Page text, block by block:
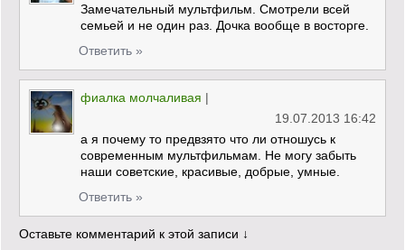
Замечательный мультфильм. Смотрели всей
семьей и не один раз. Дочка вообще в восторге.
Ответить »
фиалка молчаливая |
19.07.2013 16:42
а я почему то предвзято что ли отношусь к
современным мультфильмам. Не могу забыть
наши советские, красивые, добрые, умные.
Ответить »
Оставьте комментарий к этой записи ↓